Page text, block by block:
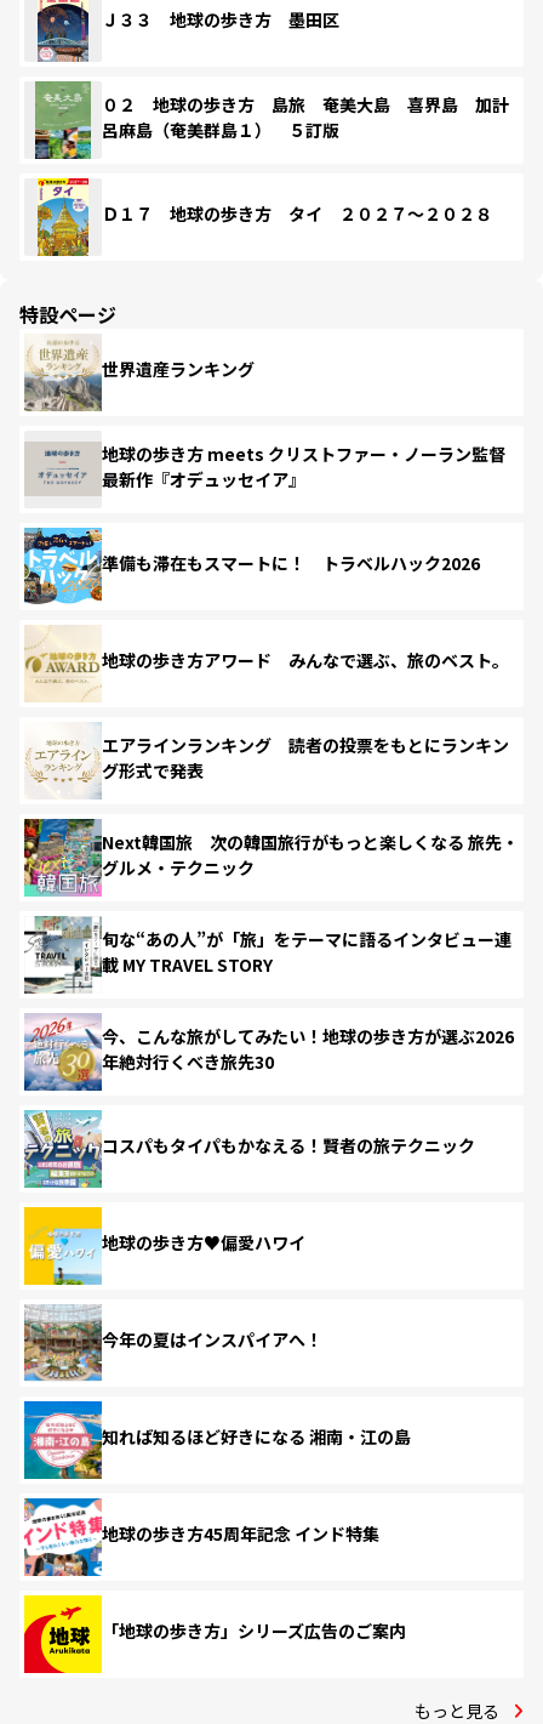
Ｊ３３ 地球の歩き方 墨田区
０２ 地球の歩き方 島旅 奄美大島 喜界島 加計
呂麻島（奄美群島１） ５訂版
Ｄ１７ 地球の歩き方 タイ ２０２７～２０２８
特設ページ
世界遺産ランキング
地球の歩き方 meets クリストファー・ノーラン監督
最新作『オデュッセイア』
準備も滞在もスマートに！ トラベルハック2026
地球の歩き方アワード みんなで選ぶ、旅のベスト。
エアラインランキング 読者の投票をもとにランキン
グ形式で発表
Next韓国旅 次の韓国旅行がもっと楽しくなる 旅先・
グルメ・テクニック
旬な“あの人”が「旅」をテーマに語るインタビュー連
載 MY TRAVEL STORY
今、こんな旅がしてみたい！地球の歩き方が選ぶ2026
年絶対行くべき旅先30
コスパもタイパもかなえる！賢者の旅テクニック
地球の歩き方♥偏愛ハワイ
今年の夏はインスパイアへ！
知れば知るほど好きになる 湘南・江の島
地球の歩き方45周年記念 インド特集
「地球の歩き方」シリーズ広告のご案内
もっと見る